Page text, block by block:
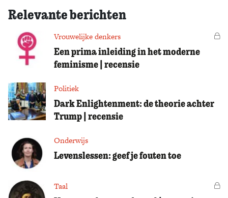
Relevante berichten
Vrouwelijke denkers
Een prima inleiding in het moderne
feminisme | recensie
Politiek
Dark Enlightenment: de theorie achter
Trump | recensie
Onderwijs
Levenslessen: geef je fouten toe
Taal